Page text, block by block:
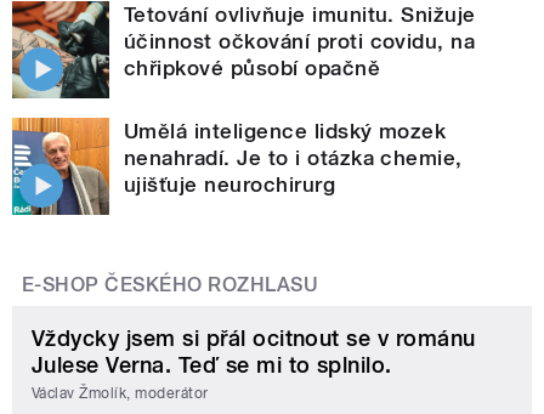
Tetování ovlivňuje imunitu. Snižuje
účinnost očkování proti covidu, na
chřipkové působí opačně
Umělá inteligence lidský mozek
nenahradí. Je to i otázka chemie,
ujišťuje neurochirurg
E-SHOP ČESKÉHO ROZHLASU
Vždycky jsem si přál ocitnout se v románu
Julese Verna. Teď se mi to splnilo.
Václav Žmolík, moderátor